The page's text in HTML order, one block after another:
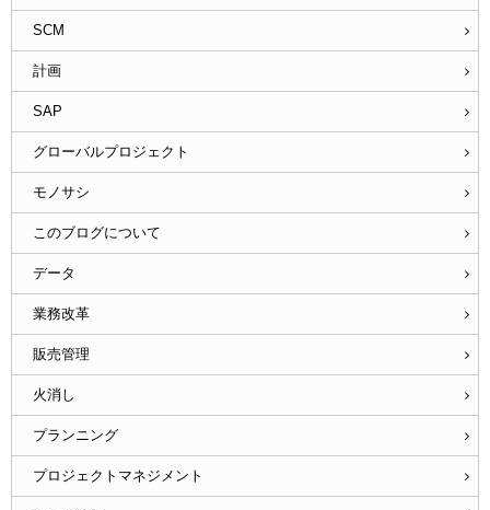
SCM
計画
SAP
グローバルプロジェクト
モノサシ
このブログについて
データ
業務改革
販売管理
火消し
プランニング
プロジェクトマネジメント